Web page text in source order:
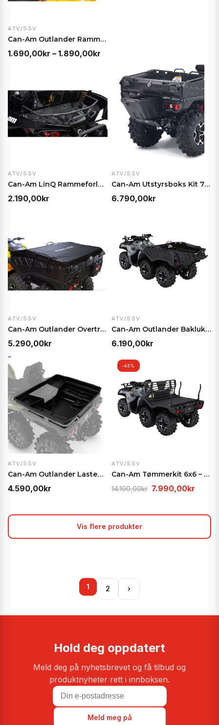
ATV/SSV
Can-Am Outlander Rammeforlenger – Karbonstål med s…
1.690,00kr – 1.890,00kr
1.890,00kr
ATV/SSV
Can-Am LinQ Rammeforlenger 10 cm – Enkel montering…
2.190,00kr
ATV/SSV
Can-Am Utstyrsboks Kit 70L – Mobil oppbevaring for…
6.790,00kr
ATV/SSV
Can-Am Outlander Overtrekk for lasteplan – Passer…
5.290,00kr
ATV/SSV
Can-Am Outlander Baklukeforlenger – 25 cm ekstra l…
6.190,00kr
ATV/SSV
Can-Am Outlander Lasteboksbasseng – Maksimert last…
4.590,00kr
-44%
ATV/SSV
Can-Am Tømmerkit 6x6 – Bakvegg og tømmerstaker
14.190,00kr Opprinnelig
var:
7.990,00kr
er:
Vis flere produkter
1 2 ›
Hold deg oppdatert
Meld deg på nyhetsbrevet og få tilbud og
produktnyheter rett i innboksen.
Meld meg på